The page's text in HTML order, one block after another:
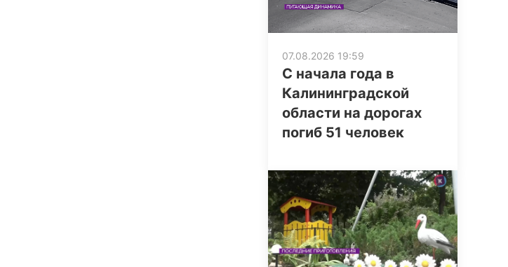
07.08.2026 19:59
С начала года в
Калининградской
области на дорогах
погиб 51 человек